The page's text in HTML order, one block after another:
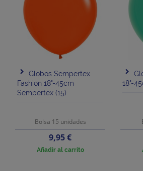
Globos Sempertex
Fashion 18"-45cm
Sempertex (15)
Bolsa 15 unidades
Precio
9,95 €
Añadir al carrito
18"-